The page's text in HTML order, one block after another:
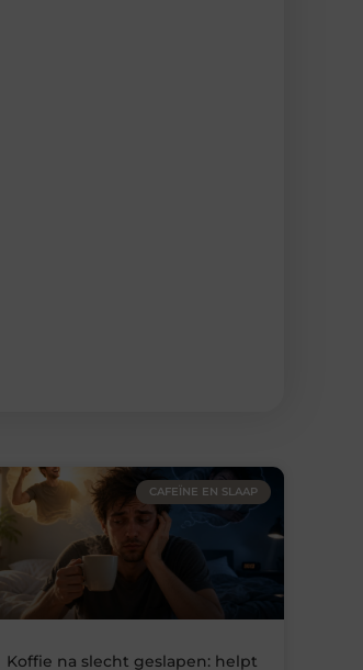
CAFEÏNE EN SLAAP
Koffie na slecht geslapen: helpt